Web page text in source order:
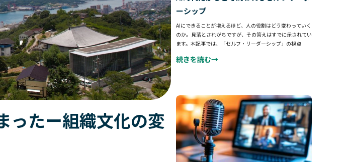
ったー組織文化の変
ーシップ
AIにできることが増えるほど、人の役割はどう変わっていく
のか。見落とされがちですが、その答えはすでに示されてい
ます。本記事では、「セルフ・リーダーシップ」の視点
続きを読む→
ログイン
す。